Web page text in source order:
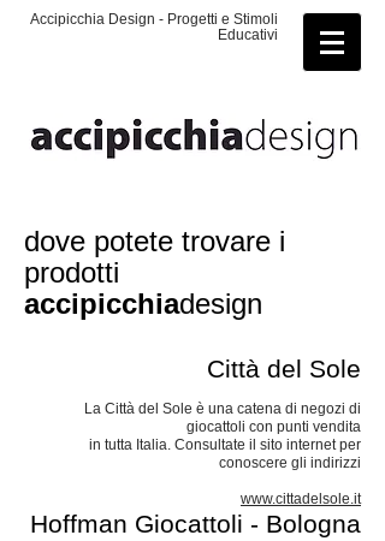
Accipicchia Design - Progetti e Stimoli
Educativi
dove potete trovare i
prodotti
accipicchiadesign
Città del Sole
La Città del Sole è una catena di negozi di
giocattoli con punti vendita
in tutta Italia. Consultate il sito internet per
conoscere gli indirizzi
www.cittadelsole.it
Hoffman Giocattoli - Bologna